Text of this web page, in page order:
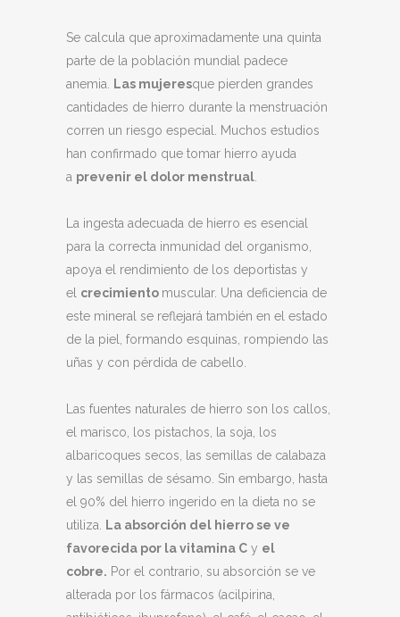
Se calcula que aproximadamente una quinta
parte de la población mundial padece
anemia.
Las mujeresque pierden grandes
cantidades de hierro durante la menstruación
corren un riesgo especial. Muchos estudios
han confirmado que tomar hierro ayuda
a prevenir el dolor menstrual
La ingesta adecuada de hierro es esencial
para la correcta inmunidad del organismo,
apoya el rendimiento de los deportistas y
el crecimiento muscular. Una deficiencia de
este mineral se reflejará también en el estado
de la piel, formando esquinas, rompiendo las
uñas y con pérdida de cabello.
Las fuentes naturales de hierro son los callos,
el marisco, los pistachos, la soja, los
albaricoques secos, las semillas de calabaza
y las semillas de sésamo. Sin embargo, hasta
el 90% del hierro ingerido en la dieta no se
utiliza.
La absorción del hierro se ve
favorecida por la vitamina C y el
cobre. Por el contrario, su absorción se ve
alterada por los fármacos (acilpirina,